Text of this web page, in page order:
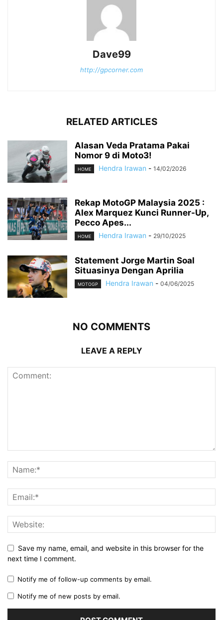
Dave99
http://gpcorner.com
RELATED ARTICLES
Alasan Veda Pratama Pakai
Nomor 9 di Moto3!
HOME Hendra Irawan - 14/02/2026
Rekap MotoGP Malaysia 2025 :
Alex Marquez Kunci Runner-Up,
Pecco Apes...
HOME Hendra Irawan - 29/10/2025
Statement Jorge Martin Soal
Situasinya Dengan Aprilia
MOTOGP Hendra Irawan - 04/06/2025
NO COMMENTS
LEAVE A REPLY
Save my name, email, and website in this browser for the
next time I comment.
Notify me of follow-up comments by email.
Notify me of new posts by email.